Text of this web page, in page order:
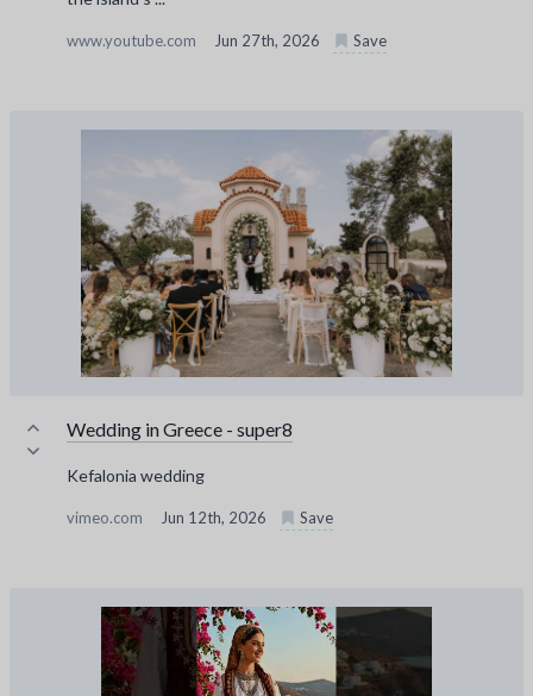
www.youtube.com Jun 27th, 2026 Save
Wedding in Greece - super8
Kefalonia wedding
vimeo.com Jun 12th, 2026 Save